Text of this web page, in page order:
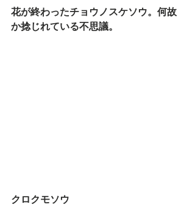
花が終わったチョウノスケソウ。何故
か捻じれている不思議。
クロクモソウ